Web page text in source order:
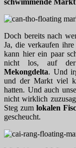
schwimmende
Doch bereits nach
Ja, die verkaufen
kann hier ein paar
nicht los, auf
Mekongdelta. Und
und der Markt viel
hatten. Und auch
nicht wirklich
Steg zum lokalen
gescheucht.